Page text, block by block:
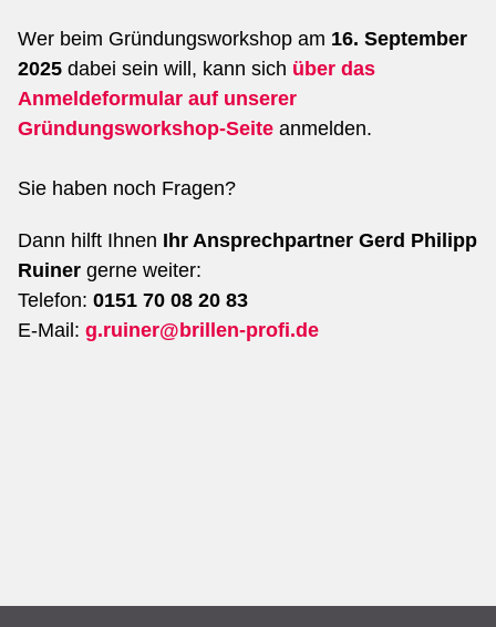
Wer beim Gründungsworkshop am 16. September
2025 dabei sein will, kann sich über das
Anmeldeformular auf unserer
Gründungsworkshop-Seite anmelden.
Sie haben noch Fragen?
Dann hilft Ihnen Ihr Ansprechpartner Gerd Philipp
Ruiner gerne weiter:
Telefon: 0151 70 08 20 83
E-Mail: g.ruiner@brillen-profi.de